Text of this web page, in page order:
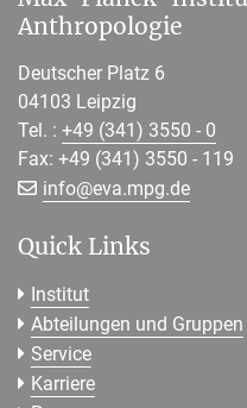
Anthropologie
Deutscher Platz 6
04103 Leipzig
Tel. : +49 (341) 3550 - 0
Fax: +49 (341) 3550 - 119
info@[>>> Please
eva.mpg.de
Quick Links
Institut
Abteilungen und Gruppen
Service
Karriere